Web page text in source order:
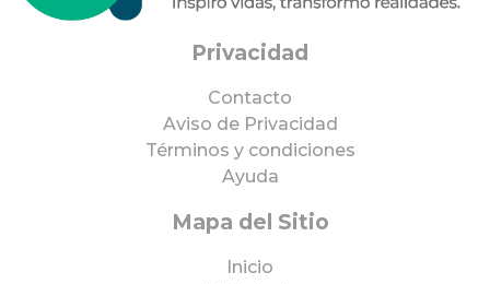
Privacidad
Contacto
Aviso de Privacidad
Términos y condiciones
Ayuda
Mapa del Sitio
Inicio